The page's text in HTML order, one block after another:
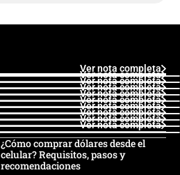
Ver nota completa
Ver nota completa
Ver nota completa
Ver nota completa
Ver nota completa
Ver nota completa
Ver nota completa
Ver nota completa
Ver nota completa
Ver nota completa
¿Cómo comprar dólares desde el
celular? Requisitos, pasos y
recomendaciones